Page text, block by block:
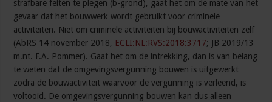
strafbare feiten te plegen (b-grond), gaat het om de mate van het
gevaar dat het bouwwerk wordt gebruikt voor criminele
activiteiten. Niet om criminele activiteiten bij bouwactiviteiten zelf
(AbRS 14 november 2018, ECLI:NL:RVS:2018:3717; JB 2019/13
m.nt. F.A. Pommer). Gaat het om de intrekking, dan is van belang
te weten dat de omgevingsvergunning bouwen is uitgewerkt
zodra de bouwactiviteit waarvoor de vergunning is verleend, is
voltooid. De omgevingsvergunning bouwen kan dus alleen